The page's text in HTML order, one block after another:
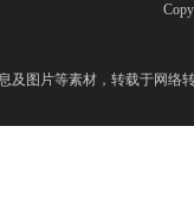
及图片等素材，转载于网络